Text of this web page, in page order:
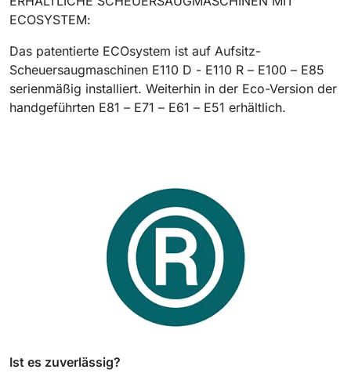
ECOSYSTEM:
Das patentierte ECOsystem ist auf Aufsitz-
Scheuersaugmaschinen E110 D - E110 R – E100 – E85
serienmäßig installiert. Weiterhin in der Eco-Version der
handgeführten E81 – E71 – E61 – E51 erhältlich.
Ist es zuverlässig?